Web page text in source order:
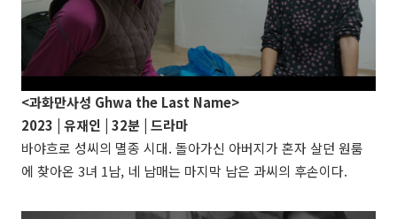
<과화만사성 Ghwa the Last Name>
2023 |
유재인 | 32분 | 드라마
바야흐로 성씨의 멸종 시대. 돌아가신 아버지가 혼자 살던 원룸
에 찾아온 3녀 1남, 네 남매는 마지막 남은 과씨의 후손이다.